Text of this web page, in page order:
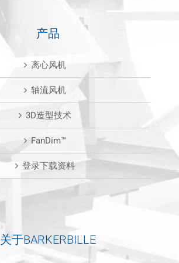
产品
离心风机
轴流风机
3D造型技术
FanDim™
登录下载资料
关于BARKERBILLE